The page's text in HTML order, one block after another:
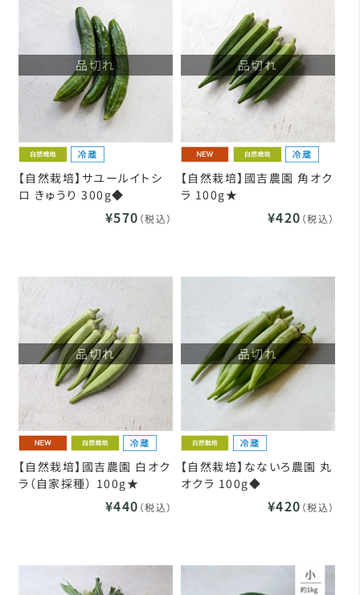
品切れ
【自然栽培】サユールイトシ
ロ きゅうり 300g◆
¥570 （税込）
品切れ
【自然栽培】國吉農園 角オク
ラ 100g★
¥420 （税込）
品切れ
【自然栽培】國吉農園 白オク
ラ（自家採種） 100g★
¥440 （税込）
品切れ
【自然栽培】なないろ農園 丸
オクラ 100g◆
¥420 （税込）